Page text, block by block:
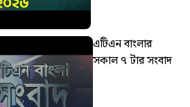
এটিএন বাংলার
সকাল ৭ টার সংবাদ